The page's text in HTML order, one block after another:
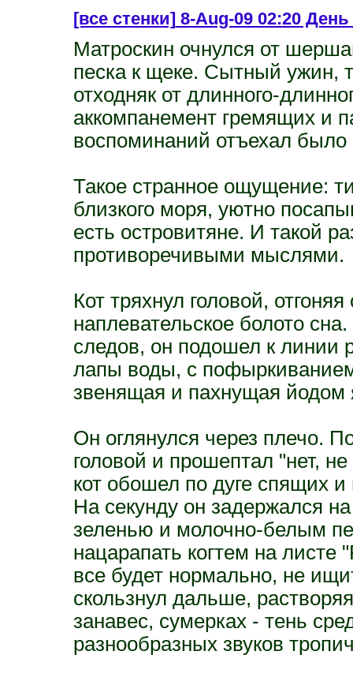
[все стенки]8-Aug-09 02:20
Матроскин очнулся от
песка к щеке. Сытный ужин,
отходняк от длинного-
аккомпанемент гремящих и
воспоминаний отъехал было
Такое странное ощущение:
близкого моря, уютно
есть островитяне. И такой
противоречивыми мыслями.
Кот тряхнул головой,
наплевательское болото
следов, он подошел к линии
лапы воды, с
звенящая и пахнущая йодом
Он оглянулся через плечо.
головой и прошептал "нет,
кот обошел по дуге спящих
На секунду он задержался
зеленью и молочно-белым
нацарапать когтем на
все будет нормально, не
скользнул дальше,
занавес, сумерках - тень
разнообразных звуков